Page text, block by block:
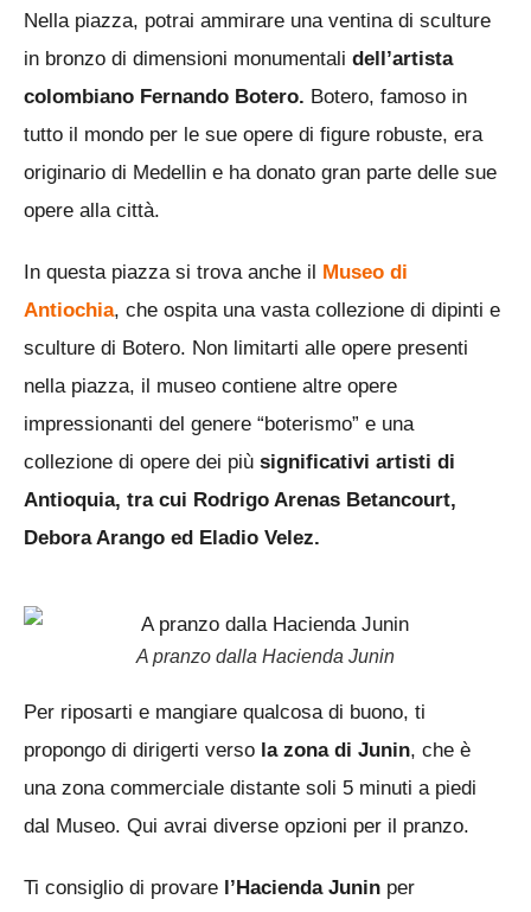
Nella piazza, potrai ammirare una ventina di sculture
in bronzo di dimensioni monumentali dell’artista
colombiano Fernando Botero. Botero, famoso in
tutto il mondo per le sue opere di figure robuste, era
originario di Medellin e ha donato gran parte delle sue
opere alla città.
In questa piazza si trova anche il Museo di
Antiochia, che ospita una vasta collezione di dipinti e
sculture di Botero. Non limitarti alle opere presenti
nella piazza, il museo contiene altre opere
impressionanti del genere “boterismo” e una
collezione di opere dei più significativi artisti di
Antioquia, tra cui Rodrigo Arenas Betancourt,
Debora Arango ed Eladio Velez.
A pranzo dalla Hacienda Junin
Per riposarti e mangiare qualcosa di buono, ti
propongo di dirigerti verso la zona di Junin, che è
una zona commerciale distante soli 5 minuti a piedi
dal Museo. Qui avrai diverse opzioni per il pranzo.
Ti consiglio di provare l’Hacienda Junin per